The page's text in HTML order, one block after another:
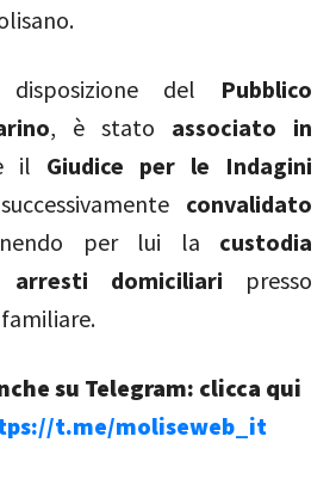
del Pubblico
, è stato associato in
il Giudice per le Indagini
convalidato
per lui la custodia
domiciliari presso
su Telegram: clicca qui
t.me/moliseweb_it